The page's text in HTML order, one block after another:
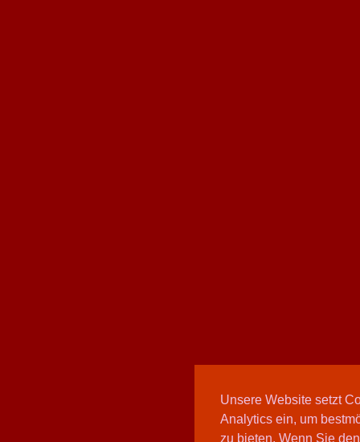
Unsere Website setzt
Analytics ein, um
zu bieten. Wenn Sie